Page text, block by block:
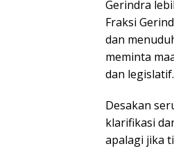
Gerindra
Fraksi
dan
meminta
dan legislatif.
Desakan
klarifikasi
apalagi jika